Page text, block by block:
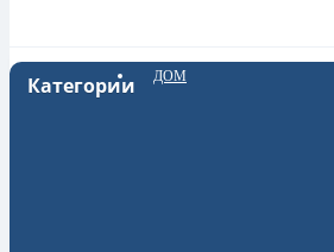
Категории ДОМ